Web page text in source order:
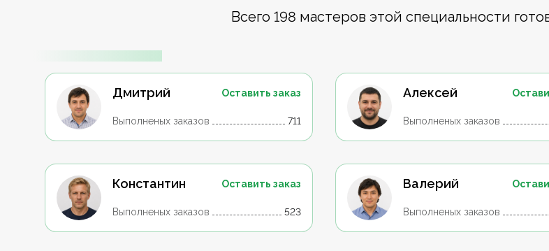
Всего 198 мастеров этой специальности
Дмитрий Оставить заказ
Выполненых заказов 711
Алексей
Выполненых заказов
Константин Оставить заказ
Выполненых заказов 523
Валерий
Выполненых заказов